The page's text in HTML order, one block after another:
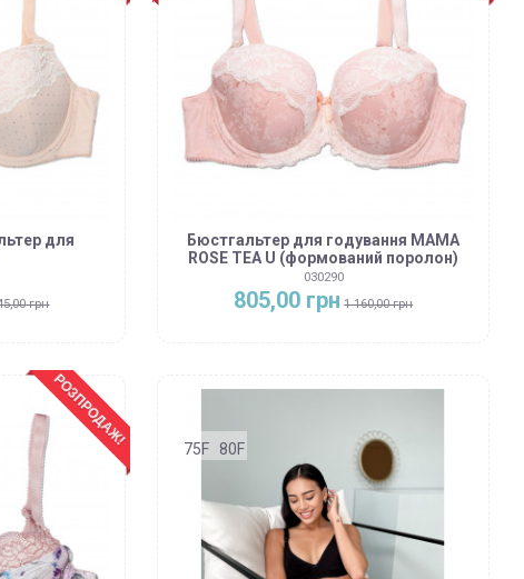
для
грн
Бюстгальтер для годування MAMA
ROSE TEA U (формований поролон)
030290
805,00 грн 1 160,00 грн
РОЗПРОДАЖ!
75F 80F